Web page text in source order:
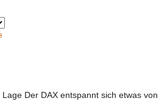
Der DAX entspannt sich etwas von